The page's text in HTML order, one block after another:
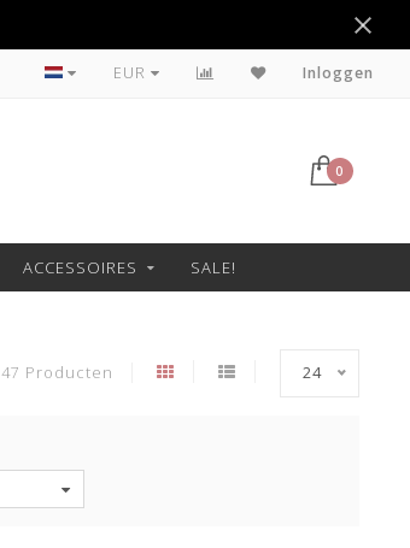
Voor 22:00 besteld, morgen in huis!
EUR Inloggen
0
ACCESSOIRES SALE!
47 Producten 24